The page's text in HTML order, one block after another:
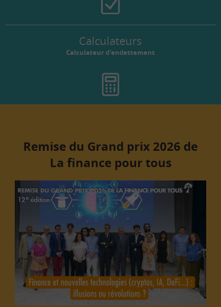
Calculateurs
Calculateur d'endettement
Remise du Grand prix 2026 de
La finance pour tous